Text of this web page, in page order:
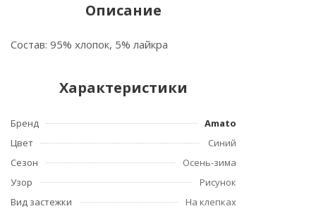
Описание
Состав: 95% хлопок, 5% лайкра
Характеристики
Бренд
Amato
Цвет
Синий
Сезон
Осень-зима
Узор
Рисунок
Вид застежки
На клепках